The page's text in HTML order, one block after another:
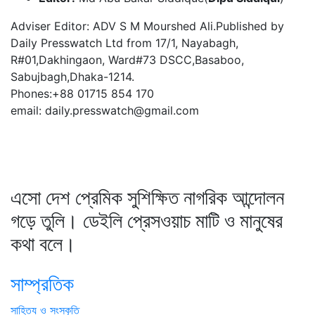
Adviser Editor: ADV S M Mourshed Ali.Published by
Daily Presswatch Ltd from 17/1, Nayabagh,
R#01,Dakhingaon, Ward#73 DSCC,Basaboo,
Sabujbagh,Dhaka-1214.
Phones:+88 01715 854 170
email: daily.presswatch@gmail.com
এসো দেশ প্রেমিক সুশিক্ষিত নাগরিক আন্দোলন
গড়ে তুলি। ডেইলি প্রেসওয়াচ মাটি ও মানুষের
কথা বলে।
সাম্প্রতিক
সাহিত্য ও সংস্কৃতি